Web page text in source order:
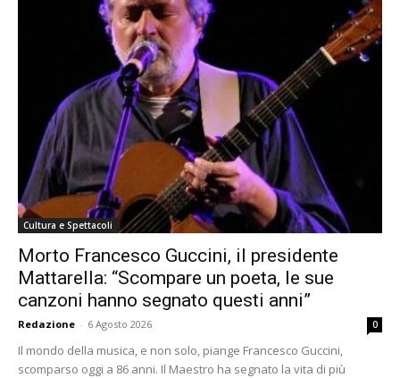
Cultura e Spettacoli
Morto Francesco Guccini, il presidente
Mattarella: “Scompare un poeta, le sue
canzoni hanno segnato questi anni”
Redazione - 6 Agosto 2026 0
Il mondo della musica, e non solo, piange Francesco Guccini,
scomparso oggi a 86 anni. Il Maestro ha segnato la vita di più